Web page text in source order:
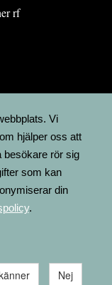
rf
Vi
hjälper oss att
besökare rör sig
som kan
din
.
Nej